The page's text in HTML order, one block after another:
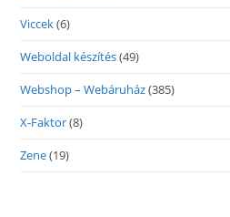
Viccek(6)
Weboldal készítés(49)
Webshop – Webáruház(385)
X-Faktor(8)
Zene(19)